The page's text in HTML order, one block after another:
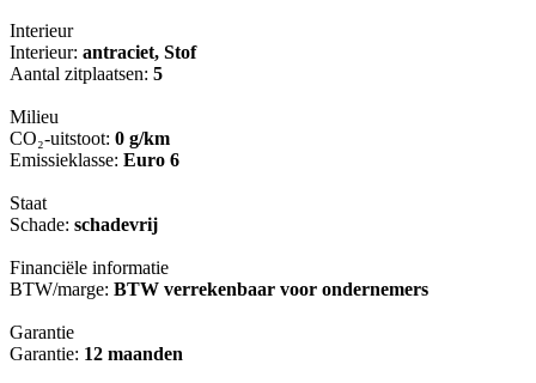
Interieur
Interieur: antraciet, Stof
Aantal zitplaatsen: 5
Milieu
CO₂-uitstoot: 0 g/km
Emissieklasse: Euro 6
Staat
Schade: schadevrij
Financiële informatie
BTW/marge: BTW verrekenbaar voor ondernemers
Garantie
Garantie: 12 maanden